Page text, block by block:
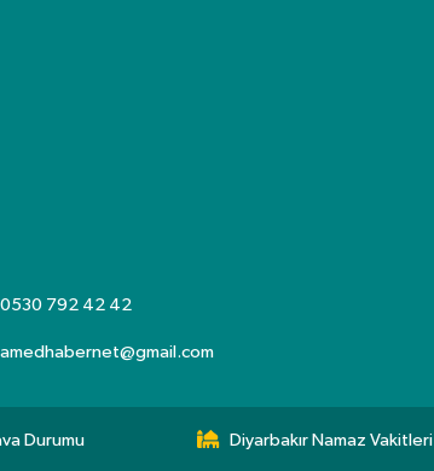
0530 792 42 42
amedhabernet@gmail.com
Durumu Diyarbakır Namaz Vakitleri